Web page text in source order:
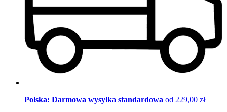
Polska: Darmowa wysyłka standardowa od 229,00 zł